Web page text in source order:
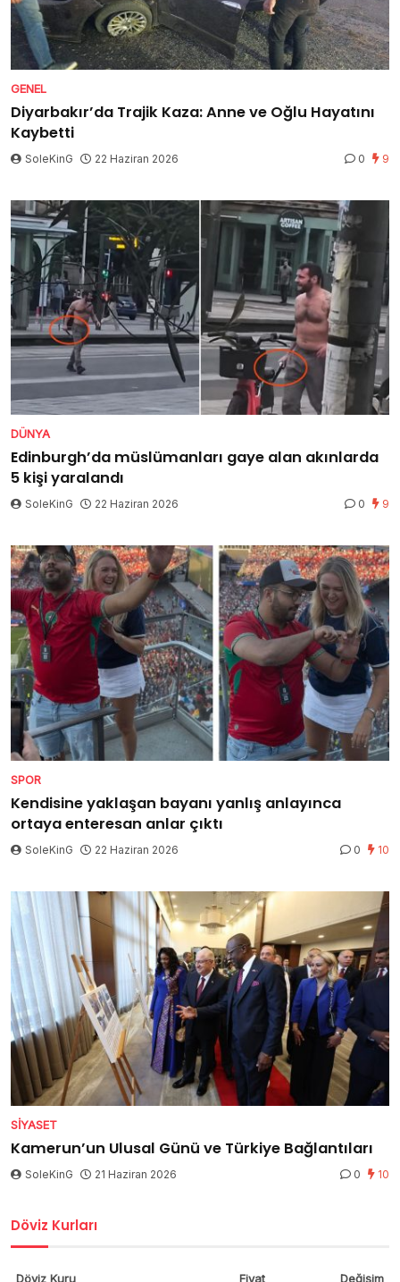
GENEL
Diyarbakır’da Trajik Kaza: Anne ve Oğlu Hayatını
Kaybetti
SoleKinG 22 Haziran 2026 0 9
DÜNYA
Edinburgh’da müslümanları gaye alan akınlarda
5 kişi yaralandı
SoleKinG 22 Haziran 2026 0 9
SPOR
Kendisine yaklaşan bayanı yanlış anlayınca
ortaya enteresan anlar çıktı
SoleKinG 22 Haziran 2026 0 10
SIYASET
Kamerun’un Ulusal Günü ve Türkiye Bağlantıları
SoleKinG 21 Haziran 2026 0 10
Döviz Kurları
Döviz Kuru Fiyat Değişim